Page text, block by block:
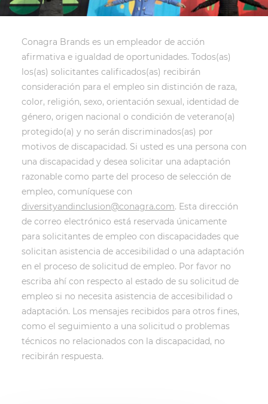
Conagra Brands es un empleador de acción
afirmativa e igualdad de oportunidades. Todos(as)
los(as) solicitantes calificados(as) recibirán
consideración para el empleo sin distinción de raza,
color, religión, sexo, orientación sexual, identidad de
género, origen nacional o condición de veterano(a)
protegido(a) y no serán discriminados(as) por
motivos de discapacidad. Si usted es una persona con
una discapacidad y desea solicitar una adaptación
razonable como parte del proceso de selección de
empleo, comuníquese con
diversityandinclusion@conagra.com. Esta dirección
de correo electrónico está reservada únicamente
para solicitantes de empleo con discapacidades que
solicitan asistencia de accesibilidad o una adaptación
en el proceso de solicitud de empleo. Por favor no
escriba ahí con respecto al estado de su solicitud de
empleo si no necesita asistencia de accesibilidad o
adaptación. Los mensajes recibidos para otros fines,
como el seguimiento a una solicitud o problemas
técnicos no relacionados con la discapacidad, no
recibirán respuesta.